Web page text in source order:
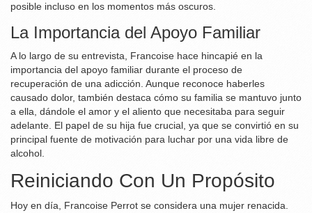
posible incluso en los momentos más oscuros.
La Importancia del Apoyo Familiar
A lo largo de su entrevista, Francoise hace hincapié en la
importancia del apoyo familiar durante el proceso de
recuperación de una adicción. Aunque reconoce haberles
causado dolor, también destaca cómo su familia se mantuvo junto
a ella, dándole el amor y el aliento que necesitaba para seguir
adelante. El papel de su hija fue crucial, ya que se convirtió en su
principal fuente de motivación para luchar por una vida libre de
alcohol.
Reiniciando Con Un Propósito
Hoy en día, Francoise Perrot se considera una mujer renacida.